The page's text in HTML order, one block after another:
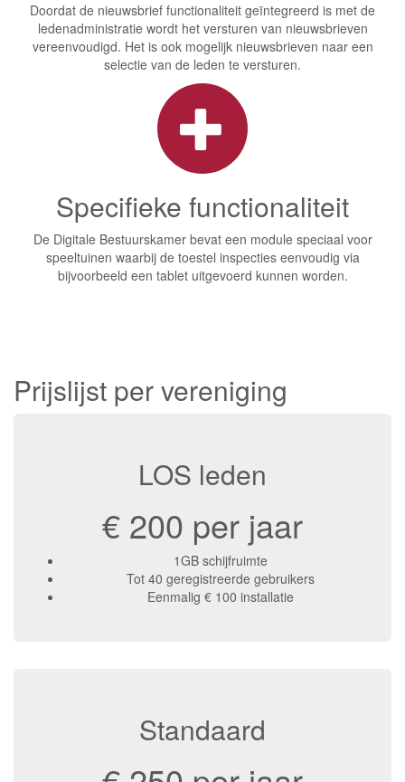
Doordat de nieuwsbrief functionaliteit geïntegreerd is met de
ledenadministratie wordt het versturen van nieuwsbrieven
vereenvoudigd. Het is ook mogelijk nieuwsbrieven naar een
selectie van de leden te versturen.
Specifieke functionaliteit
De Digitale Bestuurskamer bevat een module speciaal voor
speeltuinen waarbij de toestel inspecties eenvoudig via
bijvoorbeeld een tablet uitgevoerd kunnen worden.
Prijslijst per vereniging
LOS leden
€ 200 per jaar
1GB schijfruimte
Tot 40 geregistreerde gebruikers
Eenmalig € 100 installatie
Standaard